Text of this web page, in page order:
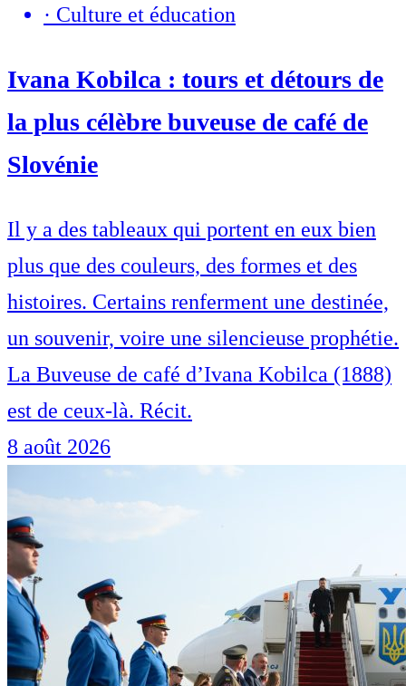
· Culture et éducation
Ivana Kobilca : tours et détours de
la plus célèbre buveuse de café de
Slovénie
Il y a des tableaux qui portent en eux bien
plus que des couleurs, des formes et des
histoires. Certains renferment une destinée,
un souvenir, voire une silencieuse prophétie.
La Buveuse de café d’Ivana Kobilca (1888)
est de ceux-là. Récit.
8 août 2026